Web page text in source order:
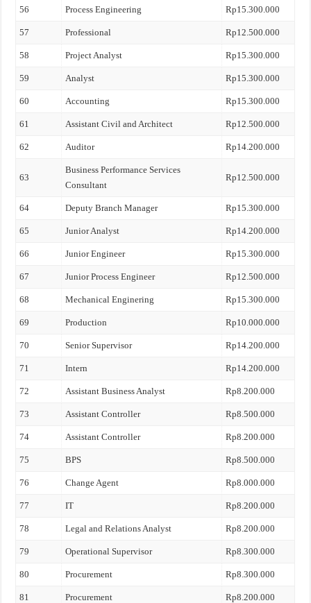
56 Process Engineering Rp15.300.000
57 Professional Rp12.500.000
58 Project Analyst Rp15.300.000
59 Analyst Rp15.300.000
60 Accounting Rp15.300.000
61 Assistant Civil and Architect Rp12.500.000
62 Auditor Rp14.200.000
63
Business Performance Services
Consultant
Rp12.500.000
64 Deputy Branch Manager Rp15.300.000
65 Junior Analyst Rp14.200.000
66 Junior Engineer Rp15.300.000
67 Junior Process Engineer Rp12.500.000
68 Mechanical Enginering Rp15.300.000
69 Production Rp10.000.000
70 Senior Supervisor Rp14.200.000
71 Intern Rp14.200.000
72 Assistant Business Analyst Rp8.200.000
73 Assistant Controller Rp8.500.000
74 Assistant Controller Rp8.200.000
75 BPS Rp8.500.000
76 Change Agent Rp8.000.000
77 IT Rp8.200.000
78 Legal and Relations Analyst Rp8.200.000
79 Operational Supervisor Rp8.300.000
80 Procurement Rp8.300.000
81 Procurement Rp8.200.000